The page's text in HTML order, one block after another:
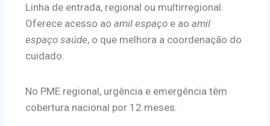
Linha de entrada, regional ou multirregional.
Oferece acesso ao amil espaço e ao amil
espaço saúde, o que melhora a coordenação do
cuidado.
No PME regional, urgência e emergência têm
cobertura nacional por 12 meses.